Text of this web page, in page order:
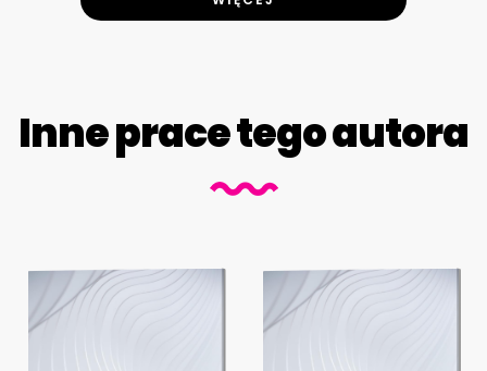
Inne prace tego autora